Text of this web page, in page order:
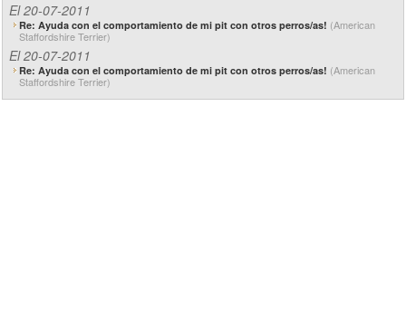
El 20-07-2011
Re: Ayuda con el comportamiento de mi pit con otros perros/as! (American
Staffordshire Terrier)
El 20-07-2011
Re: Ayuda con el comportamiento de mi pit con otros perros/as! (American
Staffordshire Terrier)